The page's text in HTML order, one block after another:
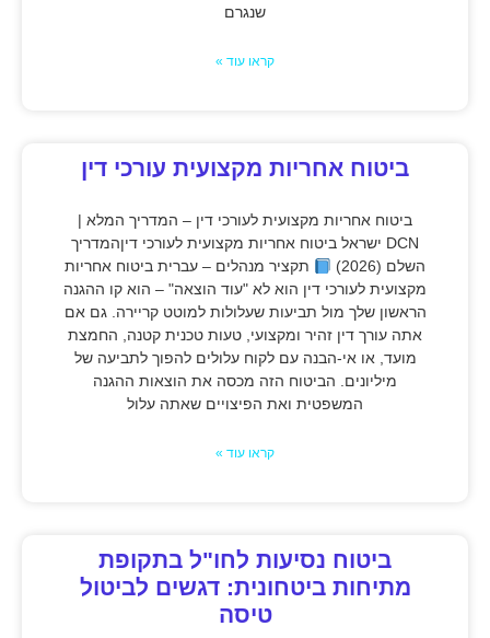
שנגרם
קראו עוד »
ביטוח אחריות מקצועית עורכי דין
ביטוח אחריות מקצועית לעורכי דין – המדריך המלא |
DCN ישראל ביטוח אחריות מקצועית לעורכי דיןהמדריך
השלם (2026)
תקציר מנהלים – עברית ביטוח אחריות
מקצועית לעורכי דין הוא לא "עוד הוצאה" – הוא קו ההגנה
הראשון שלך מול תביעות שעלולות למוטט קריירה. גם אם
אתה עורך דין זהיר ומקצועי, טעות טכנית קטנה, החמצת
מועד, או אי-הבנה עם לקוח עלולים להפוך לתביעה של
מיליונים. הביטוח הזה מכסה את הוצאות ההגנה
המשפטית ואת הפיצויים שאתה עלול
קראו עוד »
ביטוח נסיעות לחו"ל בתקופת
מתיחות ביטחונית: דגשים לביטול
טיסה